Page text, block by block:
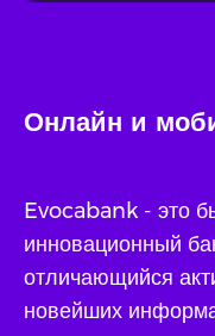
Онлайн и
Evocabank - это
инновационный
отличающийся
новейших